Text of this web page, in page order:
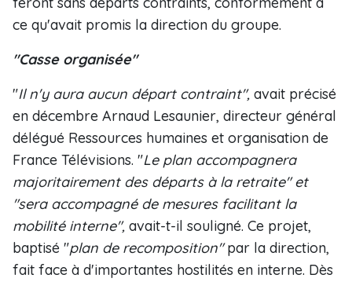
ce qu'avait promis la direction du groupe.
"Casse organisée"
"Il n'y aura aucun départ contraint", avait précisé
en décembre Arnaud Lesaunier, directeur général
délégué Ressources humaines et organisation de
France Télévisions. "Le plan accompagnera
majoritairement des départs à la retraite" et
"sera accompagné de mesures facilitant la
mobilité interne", avait-t-il souligné. Ce projet,
baptisé "plan de recomposition"par la direction,
fait face à d'importantes hostilités en interne. Dès